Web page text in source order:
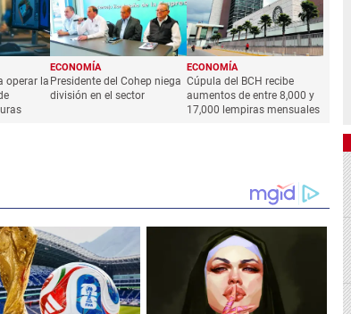
operar la
ECONOMÍA
Presidente del Cohep niega
división en el sector
ECONOMÍA
Cúpula del BCH recibe
aumentos de entre 8,000 y
17,000 lempiras mensuales